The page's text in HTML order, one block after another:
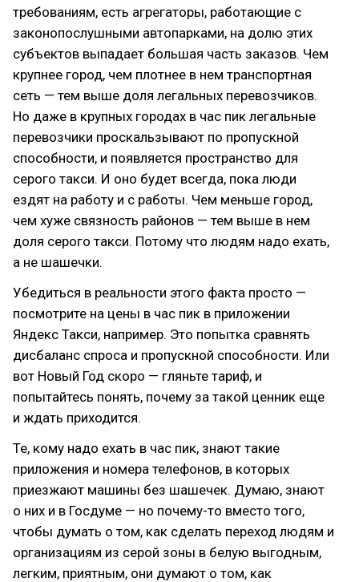
требованиям, есть агрегаторы, работающие с
законопослушными автопарками, на долю этих
субъектов выпадает большая часть заказов. Чем
крупнее город, чем плотнее в нем транспортная
сеть — тем выше доля легальных перевозчиков.
Но даже в крупных городах в час пик легальные
перевозчики проскальзывают по пропускной
способности, и появляется пространство для
серого такси. И оно будет всегда, пока люди
ездят на работу и с работы. Чем меньше город,
чем хуже связность районов — тем выше в нем
доля серого такси. Потому что людям надо ехать,
а не шашечки.
Убедиться в реальности этого факта просто —
посмотрите на цены в час пик в приложении
Яндекс Такси, например. Это попытка сравнять
дисбаланс спроса и пропускной способности. Или
вот Новый Год скоро — гляньте тариф, и
попытайтесь понять, почему за такой ценник еще
и ждать приходится.
Те, кому надо ехать в час пик, знают такие
приложения и номера телефонов, в которых
приезжают машины без шашечек. Думаю, знают
о них и в Госдуме — но почему-то вместо того,
чтобы думать о том, как сделать переход людям и
организациям из серой зоны в белую выгодным,
легким, приятным, они думают о том, как